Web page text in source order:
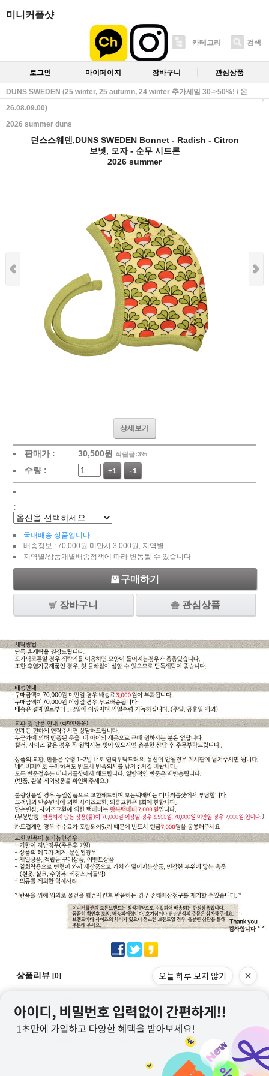
미니커플샷
카테고리 검색
로그인 마이페이지 장바구니 관심상품
DUNS SWEDEN (25 winter, 25 autumn, 24 winter 추가세일 30->50%! / 온
26.08.09.00)
2026 summer duns
던스스웨덴,DUNS SWEDEN Bonnet - Radish - Citron
보넷, 모자 - 순무 시트론
2026 summer
상세보기
판매가 : 30,500원 적립금:3%
수량 : +1 -1
:
국내배송 상품입니다.
배송정보 : 70,000원 미만시 3,000원, 지역별
지역별/상품개별배송정책에 따라 변동될 수 있습니다
구매하기
장바구니 관심상품
상품리뷰 [0]
커뮤니티
오늘 하루 보지 않기